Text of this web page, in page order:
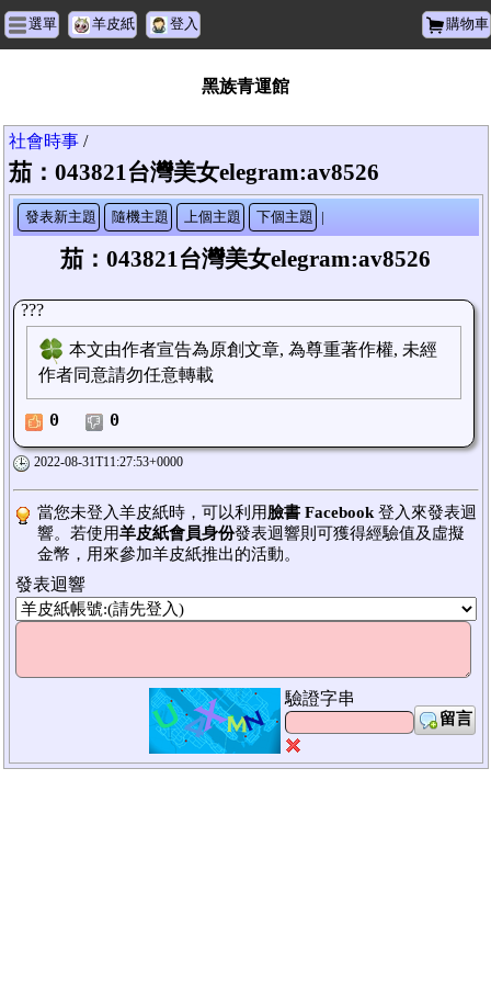
選單 羊皮紙 登入 購物車
黑族青運館
社會時事 /
茄：043821台灣美女elegram:av8526
發表新主題 隨機主題 上個主題 下個主題 |
茄：043821台灣美女elegram:av8526
???
本文由作者宣告為原創文章, 為尊重著作權, 未經
作者同意請勿任意轉載
0 0
2022-08-31T11:27:53+0000
當您未登入羊皮紙時，可以利用臉書 Facebook登入來發表迴
響。若使用羊皮紙會員身份發表迴響則可獲得經驗值及虛擬
金幣，用來參加羊皮紙推出的活動。
發表迴響
驗證字串
留言